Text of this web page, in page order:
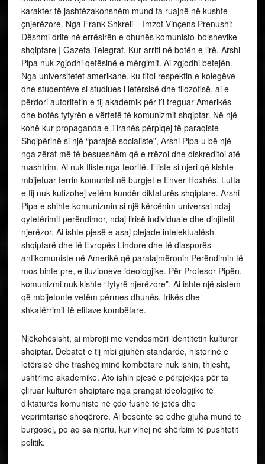
karakter të jashtëzakonshëm mund ta ruajnë në kushte
çnjerëzore. Nga Frank Shkreli – Imzot Vinçens Prenushi:
Dëshmi drite në errësirën e dhunës komunisto-bolshevike
shqiptare | Gazeta Telegraf. Kur arriti në botën e lirë, Arshi
Pipa nuk zgjodhi qetësinë e mërgimit. Ai zgjodhi betejën.
Nga universitetet amerikane, ku fitoi respektin e kolegëve
dhe studentëve si studiues i letërsisë dhe filozofisë, ai e
përdori autoritetin e tij akademik për t’i treguar Amerikës
dhe botës fytyrën e vërtetë të komunizmit shqiptar. Në një
kohë kur propaganda e Tiranës përpiqej të paraqiste
Shqipërinë si një “parajsë socialiste”, Arshi Pipa u bë një
nga zërat më të besueshëm që e rrëzoi dhe diskreditoi atë
mashtrim. Ai nuk fliste nga teoritë. Fliste si njeri që kishte
mbijetuar ferrin komunist në burgjet e Enver Hoxhës. Lufta
e tij nuk kufizohej vetëm kundër diktaturës shqiptare. Arshi
Pipa e shihte komunizmin si një kërcënim universal ndaj
qytetërimit perëndimor, ndaj lirisë individuale dhe dinjitetit
njerëzor. Ai ishte pjesë e asaj plejade intelektualësh
shqiptarë dhe të Evropës Lindore dhe të diasporës
antikomuniste në Amerikë që paralajmëronin Perëndimin të
mos binte pre, e iluzioneve ideologjike. Për Profesor Pipën,
komunizmi nuk kishte “fytyrë njerëzore”. Ai ishte një sistem
që mbijetonte vetëm përmes dhunës, frikës dhe
shkatërrimit të elitave kombëtare.
Njëkohësisht, ai mbrojti me vendosmëri identitetin kulturor
shqiptar. Debatet e tij mbi gjuhën standarde, historinë e
letërsisë dhe trashëgiminë kombëtare nuk ishin, thjesht,
ushtrime akademike. Ato ishin pjesë e përpjekjes për ta
çliruar kulturën shqiptare nga prangat ideologjike të
diktaturës komuniste në çdo fushë të jetës dhe
veprimtarisë shoqërore. Ai besonte se edhe gjuha mund të
burgosej, po aq sa njeriu, kur vihej në shërbim të pushtetit
politik.